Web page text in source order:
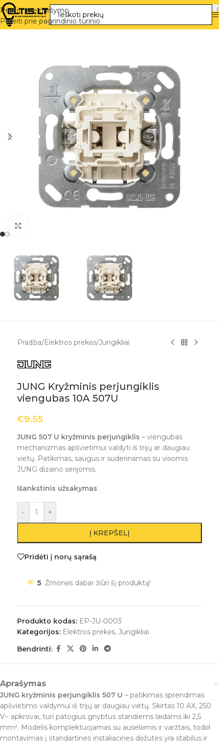
Pereiti prie naršymo
Pereiti prie pagrindinio turinio
Pradžia/Elektros prekės/Jungikliai
JUNG Kryžminis perjungiklis
viengubas 10A 507U
€9.55
JUNG 507 U kryžminis perjungiklis – viengubas
mechanizmas apšvietimui valdyti iš trijų ar daugiau
vietų. Patikimas, saugus ir suderinamas su visomis
JUNG dizaino serijomis.
Išankstinis užsakymas
- +
Į KREPŠELĮ
Pridėti į norų sąrašą
5 Žmonės dabar žiūri šį produktą!
Produkto kodas: EP-JU-0003
Kategorijos: Elektros prekės, Jungikliai
Bendrinti:
Aprašymas
JUNG kryžminis perjungiklis 507 U – patikimas sprendimas
apšvietimo valdymui iš trijų ar daugiau vietų. Skirtas 10 AX, 250
V~ apkrovai, turi patogius gnybtus standiems laidams iki 2,5
mm². Modelis komplektuojamas su auselėmis ir varžtais, todėl
montavimas į standartines instaliacines dėžutes yra stabilus ir